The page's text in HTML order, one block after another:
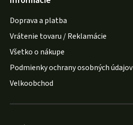
Doprava a platba
Vrátenie tovaru / Reklamácie
Všetko o nákupe
Podmienky ochrany osobných údajov
Velkoobchod